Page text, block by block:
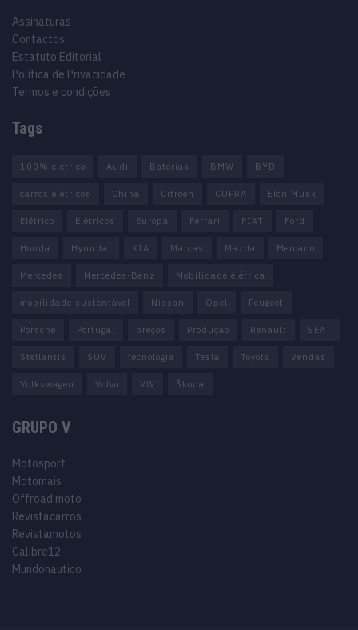
Assinaturas
Contactos
Estatuto Editorial
Política de Privacidade
Termos e condições
Tags
100% elétrico Audi Baterias BMW BYD
carros elétricos China Citröen CUPRA Elon Musk
Elétrico Elétricos Europa Ferrari FIAT Ford
Honda Hyundai KIA Marcas Mazda Mercado
Mercedes Mercedes-Benz Mobilidade elétrica
mobilidade sustentável Nissan Opel Peugeot
Porsche Portugal preços Produção Renault SEAT
Stellantis SUV tecnologia Tesla Toyota Vendas
Volkswagen Volvo VW Škoda
GRUPO V
Motosport
Motomais
Offroad moto
Revistacarros
Revistamotos
Calibre12
Mundonautico